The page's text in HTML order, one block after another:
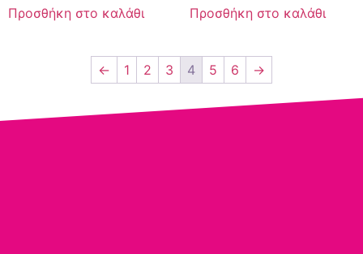
Προσθήκη στο καλάθι Προσθήκη στο καλάθι
← 1 2 3 4 5 6 →